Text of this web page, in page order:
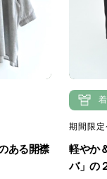
ある開襟
期間限定
軽やか
バ」の